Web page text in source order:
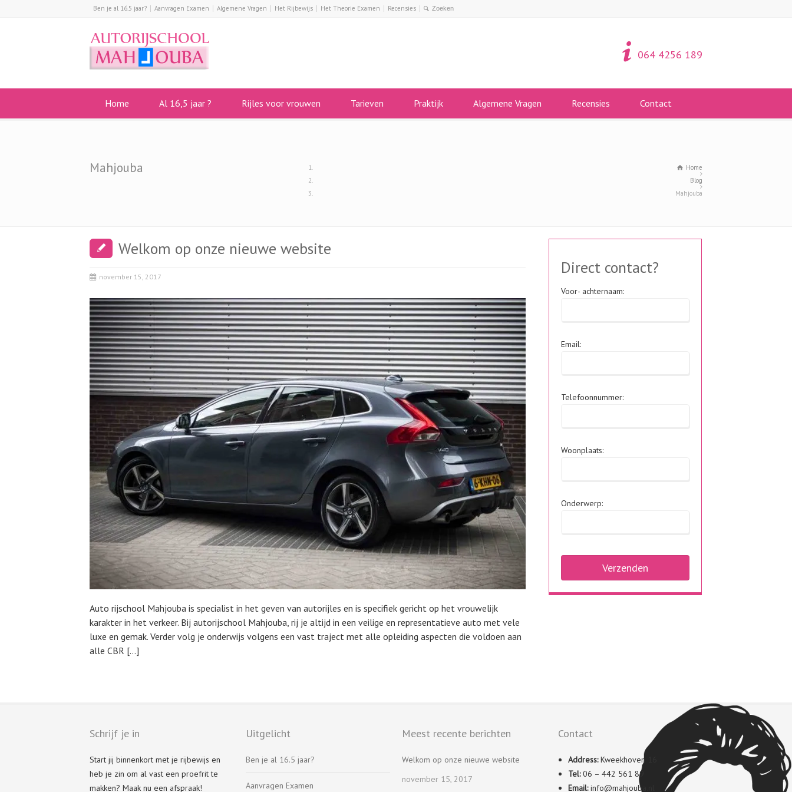
Ben je al 16.5 jaar? Aanvragen Examen Algemene Vragen Het Rijbewijs Het Theorie Examen Recensies
064 4256 189
Home Al 16,5 jaar ? Rijles voor vrouwen Tarieven Praktijk Algemene Vragen Recensies Contact
Mahjouba
Home
Blog
Mahjouba
Welkom op onze nieuwe website
november 15, 2017
Auto rijschool Mahjouba is specialist in het geven van autorijles en is specifiek gericht op het vrouwelijk
karakter in het verkeer. Bij autorijschool Mahjouba, rij je altijd in een veilige en representatieve auto met vele
luxe en gemak. Verder volg je onderwijs volgens een vast traject met alle opleiding aspecten die voldoen aan
alle CBR […]
Direct contact?
Voor- achternaam:
Email:
Telefoonnummer:
Woonplaats:
Onderwerp:
Schrijf je in
Start jij binnenkort met je rijbewijs en
heb je zin om al vast een proefrit te
makken? Maak nu een afspraak!
Uitgelicht
Ben je al 16.5 jaar?
Aanvragen Examen
Meest recente berichten
Welkom op onze nieuwe website
november 15, 2017
Contact
Address:Kweekhoven 16
Tel:06 – 442 561 89
Email:info@mahjouba.nl